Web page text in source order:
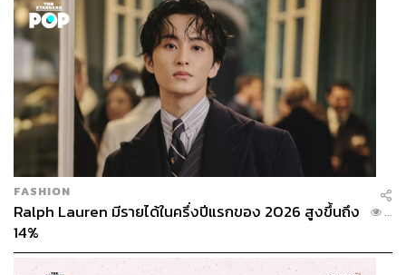
FASHION
Ralph Lauren มีรายได้ในครึ่งปีแรกของ 2026 สูงขึ้นถึง
14%
...